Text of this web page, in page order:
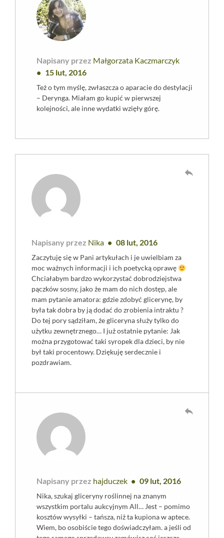
Napisany przez Małgorzata Kaczmarczyk
15 lut, 2016
Też o tym myślę, zwłaszcza o aparacie do destylacji
– Derynga. Miałam go kupić w pierwszej
kolejności, ale inne wydatki wzięły górę.
Napisany przez Nika 08 lut, 2016
Zaczytuję się w Pani artykułach i je uwielbiam za
moc ważnych informacji i ich poetycką oprawę
Chciałabym bardzo wykorzystać dobrodziejstwa
pączków sosny, jako że mam do nich dostęp, ale
mam pytanie amatora: gdzie zdobyć glicerynę, by
była tak dobra by ją dodać do zrobienia intraktu ?
Do tej pory sądziłam, że gliceryna służy tylko do
użytku zewnętrznego… I już ostatnie pytanie: Jak
można przygotować taki syropek dla dzieci, by nie
był taki procentowy. Dziękuję serdecznie i
pozdrawiam.
reply
Napisany przez hajduczek 09 lut, 2016
Nika, szukaj gliceryny roślinnej na znanym
wszystkim portalu aukcyjnym All… Jest – pomimo
kosztów wysyłki – tańsza, niż ta kupiona w aptece.
Wiem, bo osobiście tego doświadczyłam. a jeśli od
reply